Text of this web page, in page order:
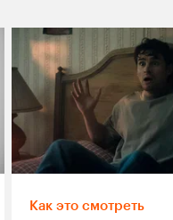
Как это смотреть